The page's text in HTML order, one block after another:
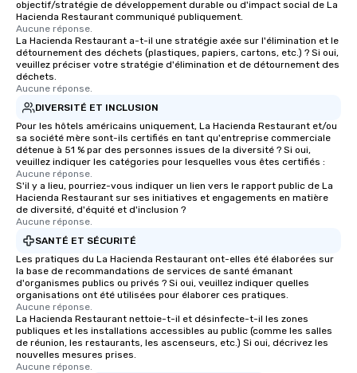
objectif/stratégie de développement durable ou d'impact social de La
Hacienda Restaurant communiqué publiquement.
Aucune réponse.
La Hacienda Restaurant a-t-il une stratégie axée sur l'élimination et le
détournement des déchets (plastiques, papiers, cartons, etc.) ? Si oui,
veuillez préciser votre stratégie d'élimination et de détournement des
déchets.
Aucune réponse.
DIVERSITÉ ET INCLUSION
Pour les hôtels américains uniquement, La Hacienda Restaurant et/ou
sa société mère sont-ils certifiés en tant qu'entreprise commerciale
détenue à 51 % par des personnes issues de la diversité ? Si oui,
veuillez indiquer les catégories pour lesquelles vous êtes certifiés :
Aucune réponse.
S'il y a lieu, pourriez-vous indiquer un lien vers le rapport public de La
Hacienda Restaurant sur ses initiatives et engagements en matière
de diversité, d'équité et d'inclusion ?
Aucune réponse.
SANTÉ ET SÉCURITÉ
Les pratiques du La Hacienda Restaurant ont-elles été élaborées sur
la base de recommandations de services de santé émanant
d'organismes publics ou privés ? Si oui, veuillez indiquer quelles
organisations ont été utilisées pour élaborer ces pratiques.
Aucune réponse.
La Hacienda Restaurant nettoie-t-il et désinfecte-t-il les zones
publiques et les installations accessibles au public (comme les salles
de réunion, les restaurants, les ascenseurs, etc.) Si oui, décrivez les
nouvelles mesures prises.
Aucune réponse.